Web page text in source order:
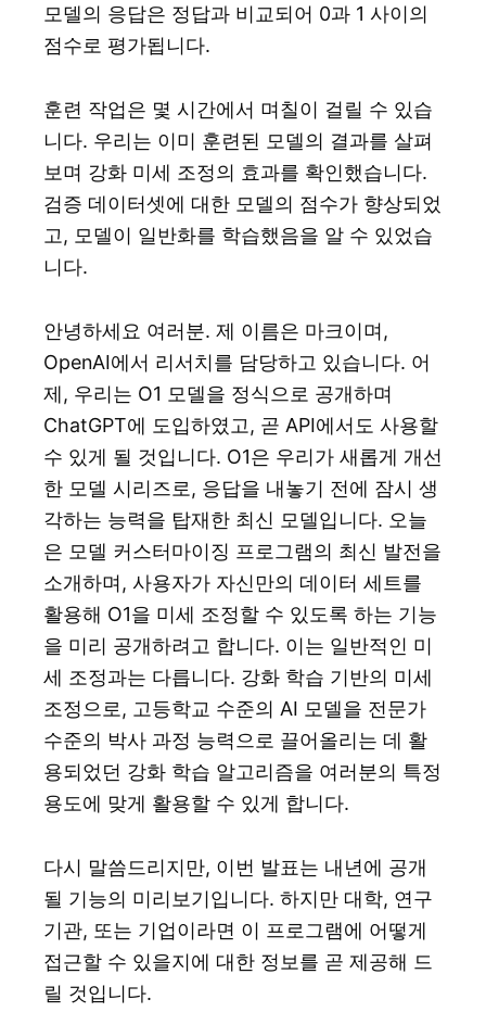
모델의 응답은 정답과 비교되어 0과 1 사이의
점수로 평가됩니다.
훈련 작업은 몇 시간에서 며칠이 걸릴 수 있습
니다. 우리는 이미 훈련된 모델의 결과를 살펴
보며 강화 미세 조정의 효과를 확인했습니다.
검증 데이터셋에 대한 모델의 점수가 향상되었
고, 모델이 일반화를 학습했음을 알 수 있었습
니다.
안녕하세요 여러분. 제 이름은 마크이며,
OpenAI에서 리서치를 담당하고 있습니다. 어
제, 우리는 O1 모델을 정식으로 공개하며
ChatGPT에 도입하였고, 곧 API에서도 사용할
수 있게 될 것입니다. O1은 우리가 새롭게 개선
한 모델 시리즈로, 응답을 내놓기 전에 잠시 생
각하는 능력을 탑재한 최신 모델입니다. 오늘
은 모델 커스터마이징 프로그램의 최신 발전을
소개하며, 사용자가 자신만의 데이터 세트를
활용해 O1을 미세 조정할 수 있도록 하는 기능
을 미리 공개하려고 합니다. 이는 일반적인 미
세 조정과는 다릅니다. 강화 학습 기반의 미세
조정으로, 고등학교 수준의 AI 모델을 전문가
수준의 박사 과정 능력으로 끌어올리는 데 활
용되었던 강화 학습 알고리즘을 여러분의 특정
용도에 맞게 활용할 수 있게 합니다.
다시 말씀드리지만, 이번 발표는 내년에 공개
될 기능의 미리보기입니다. 하지만 대학, 연구
기관, 또는 기업이라면 이 프로그램에 어떻게
접근할 수 있을지에 대한 정보를 곧 제공해 드
릴 것입니다.